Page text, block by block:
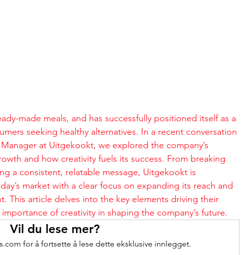
made meals, and has successfully positioned itself as a
seeking healthy alternatives. In a recent conversation
at Uitgekookt, we explored the company’s
and how creativity fuels its success. From breaking
a consistent, relatable message, Uitgekookt is
market with a clear focus on expanding its reach and
This article delves into the key elements driving their
of creativity in shaping the company’s future.
Vil du lese mer?
for å fortsette å lese dette eksklusive innlegget.